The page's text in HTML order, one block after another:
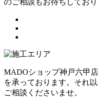
MADOショップ神戸六甲
を承っております。それ
ご相談くださいませ。